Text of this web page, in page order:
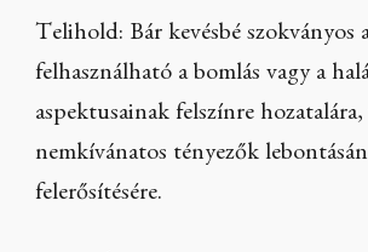
Telihold: Bár kevésbé szokványos
felhasználható a bomlás vagy a
aspektusainak felszínre hozatalára,
nemkívánatos tényezők
felerősítésére.